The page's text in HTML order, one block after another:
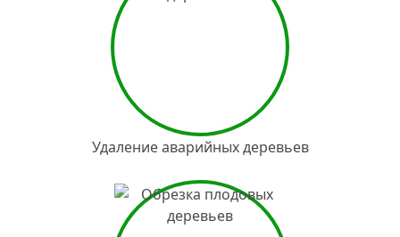
Удаление аварийных деревьев